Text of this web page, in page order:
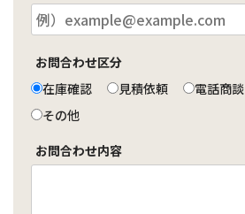
お問合わせ区分
在庫確認
見積依頼 電話商談
その他
お問合わせ内容